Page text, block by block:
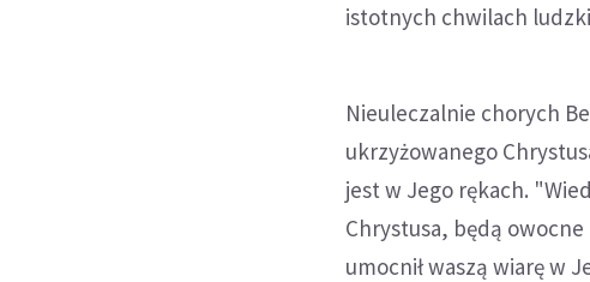
istotnych chwilach
Nieuleczalnie chorych
ukrzyżowanego
jest w Jego rękach.
Chrystusa, będą owocne
umocnił waszą wiarę w